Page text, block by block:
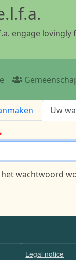
engage lovingly
Uw
wachtwoord
Legal notice